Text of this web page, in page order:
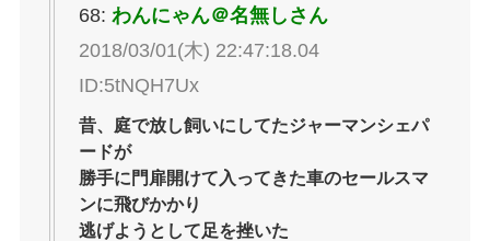
68: わんにゃん＠名無しさん
2018/03/01(木) 22:47:18.04
ID:5tNQH7Ux
昔、庭で放し飼いにしてたジャーマンシェパ
ードが
勝手に門扉開けて入ってきた車のセールスマ
ンに飛びかかり
逃げようとして足を挫いた